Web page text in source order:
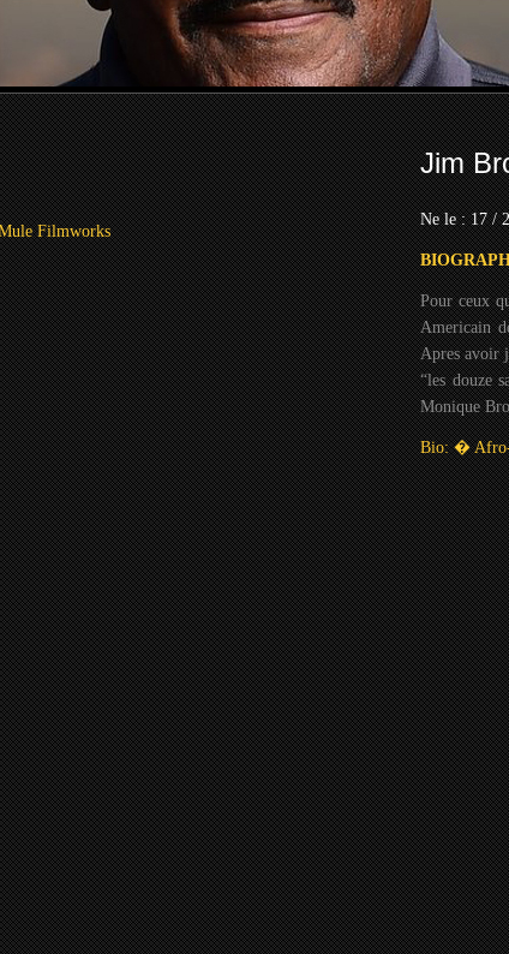
Filmworks
Jim
Ne le : 17 /
Pour ceux
Americain
Apres avoir
“les douze
Monique
Bio: �